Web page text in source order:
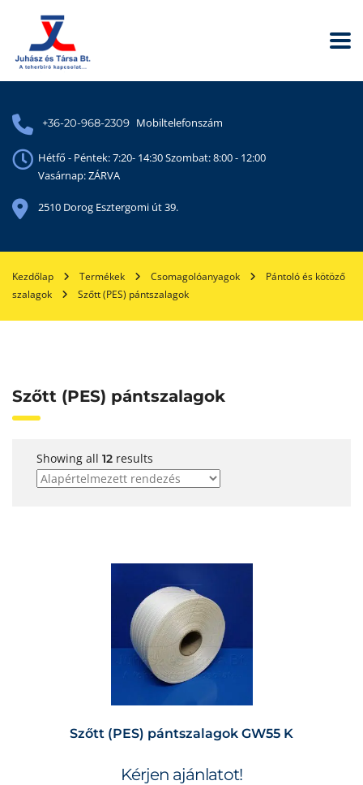
+36-20-968-2309 Mobiltelefonszám
Hétfő - Péntek: 7:20- 14:30 Szombat: 8:00 - 12:00
Vasárnap: ZÁRVA
2510 Dorog Esztergomi út 39.
Kezdőlap Termékek Csomagolóanyagok
Pántoló és kötöző
szalagok
Szőtt (PES) pántszalagok
Szőtt (PES) pántszalagok
Showing all 12 results
Szőtt (PES) pántszalagok GW55 K
Kérjen ajánlatot!